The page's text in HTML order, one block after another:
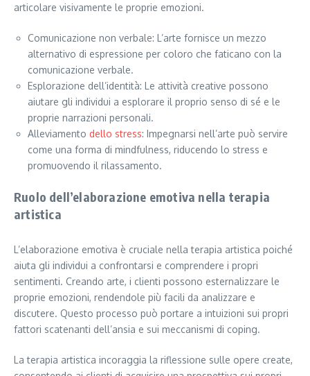
articolare visivamente le proprie emozioni.
Comunicazione non verbale: L’arte fornisce un mezzo
alternativo di espressione per coloro che faticano con la
comunicazione verbale.
Esplorazione dell’identità: Le attività creative possono
aiutare gli individui a esplorare il proprio senso di sé e le
proprie narrazioni personali.
Alleviamento dello stress: Impegnarsi nell’arte può servire
come una forma di mindfulness, riducendo lo stress e
promuovendo il rilassamento.
Ruolo dell’elaborazione emotiva nella terapia
artistica
L’elaborazione emotiva è cruciale nella terapia artistica poiché
aiuta gli individui a confrontarsi e comprendere i propri
sentimenti. Creando arte, i clienti possono esternalizzare le
proprie emozioni, rendendole più facili da analizzare e
discutere. Questo processo può portare a intuizioni sui propri
fattori scatenanti dell’ansia e sui meccanismi di coping.
La terapia artistica incoraggia la riflessione sulle opere create,